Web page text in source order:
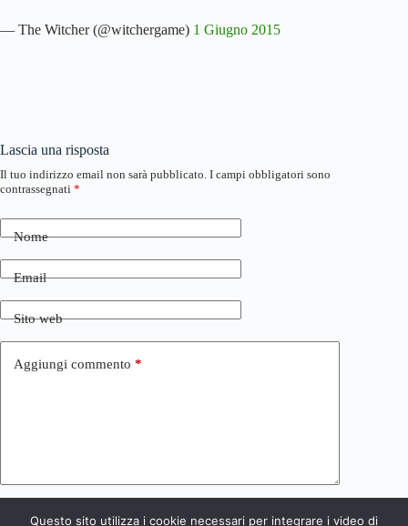
— The Witcher (@witchergame) 1 Giugno 2015
Lascia una risposta
Il tuo indirizzo email non sarà pubblicato. I campi obbligatori sono
contrassegnati *
Nome
Email
Sito web
Aggiungi commento *
Questo sito utilizza i cookie necessari per integrare i video di